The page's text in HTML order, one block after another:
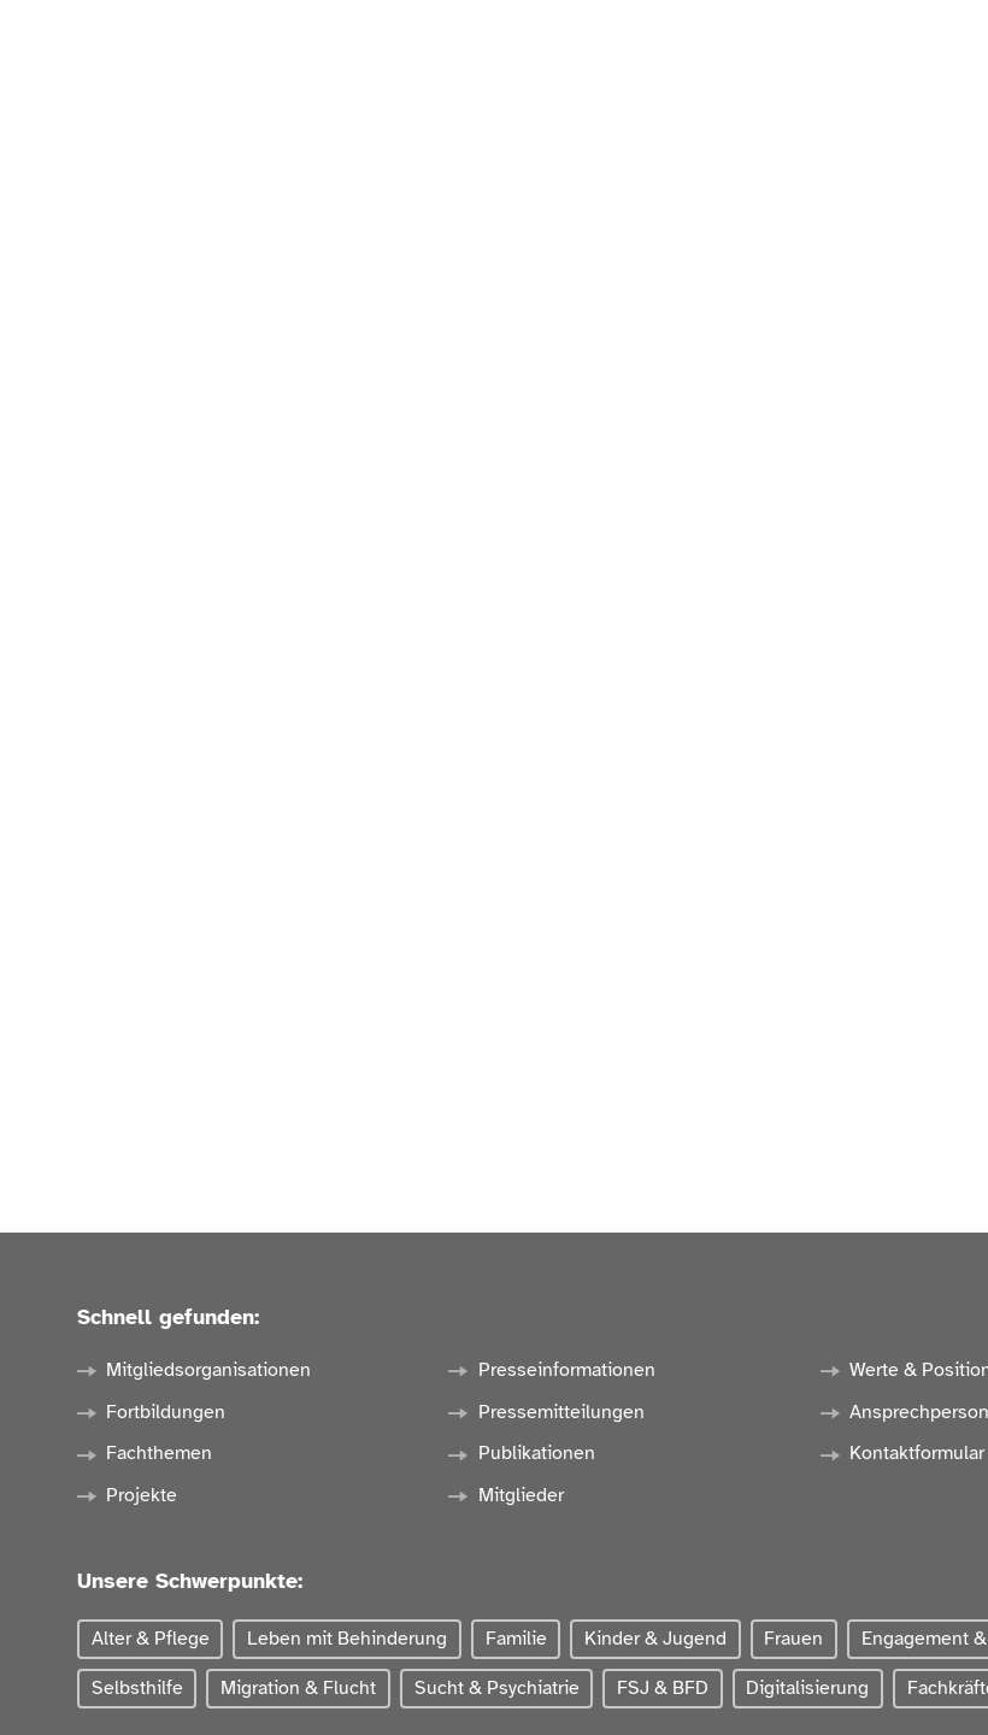
Schnell gefunden:
Mitgliedsorganisationen
Fortbildungen
Fachthemen
Projekte
Presseinformationen
Pressemitteilungen
Publikationen
Mitglieder
Werte &
Kontaktformular
Unsere Schwerpunkte:
Alter & Pflege Leben mit Behinderung Familie Kinder & Jugend Frauen Engagement
Selbsthilfe Migration & Flucht Sucht & Psychiatrie FSJ & BFD Digitalisierung